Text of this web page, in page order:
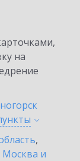
на
,
Москва и